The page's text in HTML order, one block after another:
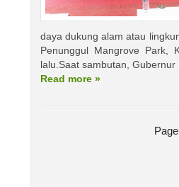
daya dukung alam atau
Penunggul Mangrove Park,
lalu.Saat sambutan, Gubernur
Read more »